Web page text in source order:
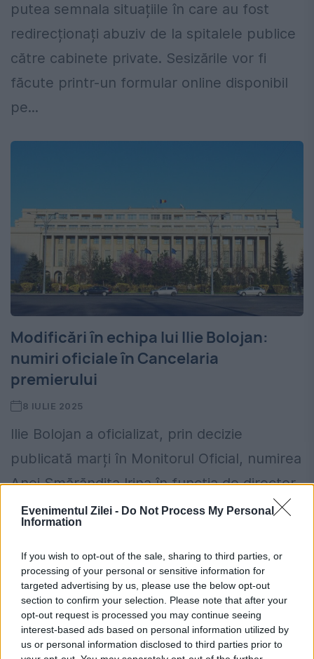
Evenimentul Zilei - Do Not Process My Personal
Information
If you wish to opt-out of the sale, sharing to third parties, or
processing of your personal or sensitive information for
targeted advertising by us, please use the below opt-out
section to confirm your selection. Please note that after your
opt-out request is processed you may continue seeing
interest-based ads based on personal information utilized by
us or personal information disclosed to third parties prior to
putea semnala situațiile în care au fost
redirecționați abuziv de la spitalele publice
către cabinete private. Sesizările vor fi
făcute printr-un formular online disponibil
pe...
Modificări în echipa lui Ilie Bolojan:
numiri oficiale în Cancelaria
premierului
8 IULIE 2025
Ilie Bolojan a oficializat, prin decizie
publicată marți în Monitorul Oficial, numirea
Anei Smărăndița Irina în funcția de director
de cabinet în cadrul Cancelariei prim-